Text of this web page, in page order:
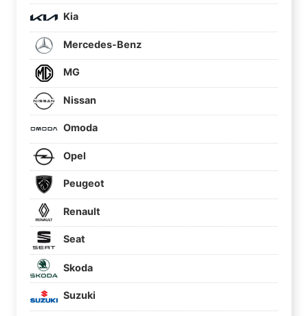
Kia
Mercedes-Benz
MG
Nissan
Omoda
Opel
Peugeot
Renault
Seat
Skoda
Suzuki